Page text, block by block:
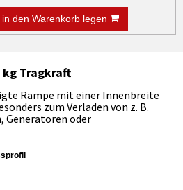
den Warenkorb legen
kg Tragkraft
Rampe mit einer Innenbreite
zum Verladen von z. B.
Generatoren oder